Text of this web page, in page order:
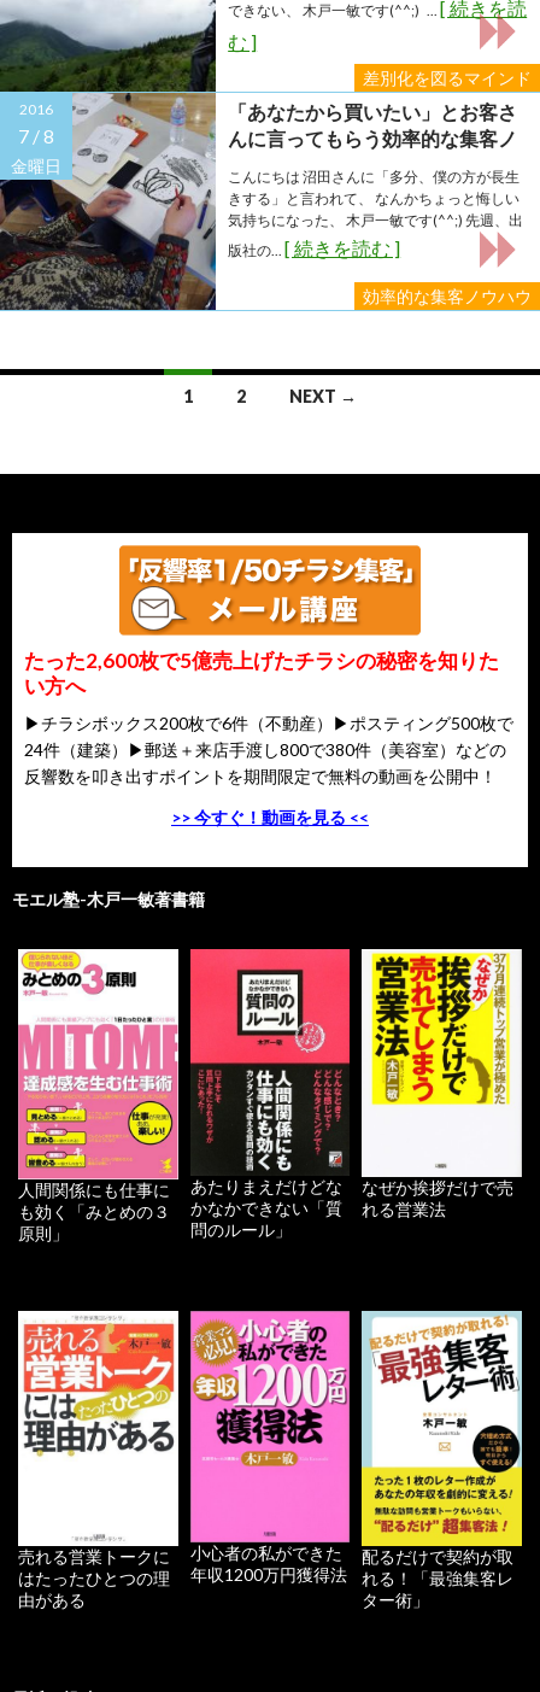
差別化を図るマインド
できない、 木戸一敏です(^^;) ... [ 続きを読
む ]
2016
7 /8
金曜日
効率的な集客ノウハウ
「あなたから買いたい」とお客さ
んに言ってもらう効率的な集客ノ
ウハウとは？
こんにちは 沼田さんに「多分、僕の方が長生
きする」と言われて、 なんかちょっと悔しい
気持ちになった、 木戸一敏です(^^;) 先週、出
版社の... [ 続きを読む ]
1 2 NEXT →
たった2,600枚で5億売上げたチラシの秘密を知りた
い方へ
▶チラシボックス200枚で6件（不動産）▶ポスティング500枚で
24件（建築）▶郵送＋来店手渡し800で380件（美容室）などの
反響数を叩き出すポイントを期間限定で無料の動画を公開中！
>> 今すぐ！動画を見る <<
モエル塾-木戸一敏著書籍
人間関係にも仕事に
も効く「みとめの３
原則」
あたりまえだけどな
かなかできない「質
問のルール」
なぜか挨拶だけで売
れる営業法
売れる営業トークに
はたったひとつの理
由がある
小心者の私ができた
年収1200万円獲得法
配るだけで契約が取
れる！「最強集客レ
ター術」